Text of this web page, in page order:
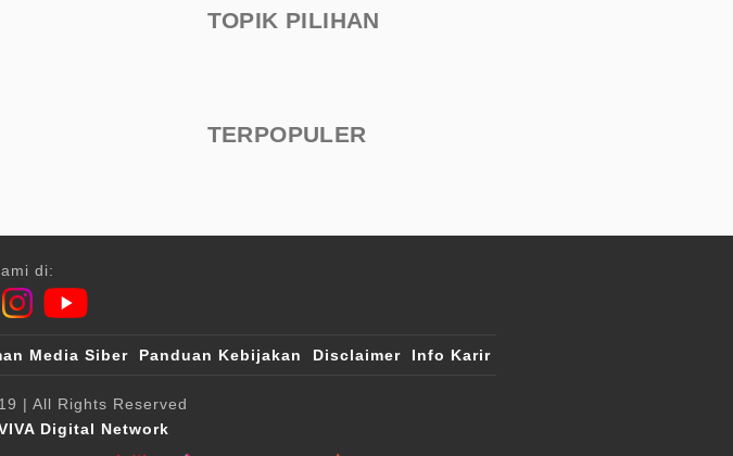
TOPIK PILIHAN
TERPOPULER
di:
Media Siber Panduan Kebijakan Disclaimer Info Karir
| All Rights Reserved
Digital Network